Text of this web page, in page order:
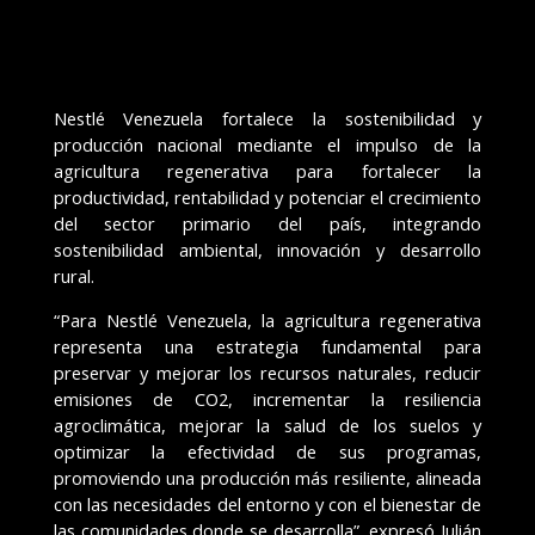
Nestlé Venezuela fortalece la sostenibilidad y
producción nacional mediante el impulso de la
agricultura regenerativa para fortalecer la
productividad, rentabilidad y potenciar el crecimiento
del sector primario del país, integrando
sostenibilidad ambiental, innovación y desarrollo
rural.
“Para Nestlé Venezuela, la agricultura regenerativa
representa una estrategia fundamental para
preservar y mejorar los recursos naturales, reducir
emisiones de CO2, incrementar la resiliencia
agroclimática, mejorar la salud de los suelos y
optimizar la efectividad de sus programas,
promoviendo una producción más resiliente, alineada
con las necesidades del entorno y con el bienestar de
las comunidades donde se desarrolla”, expresó Julián